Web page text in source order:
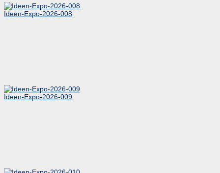
Ideen-Expo-2026-008
Ideen-Expo-2026-009